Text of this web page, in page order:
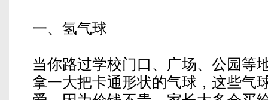
一、氢气球
当你路过学校门口、广场、公园等
拿一大把卡通形状的气球，这些气